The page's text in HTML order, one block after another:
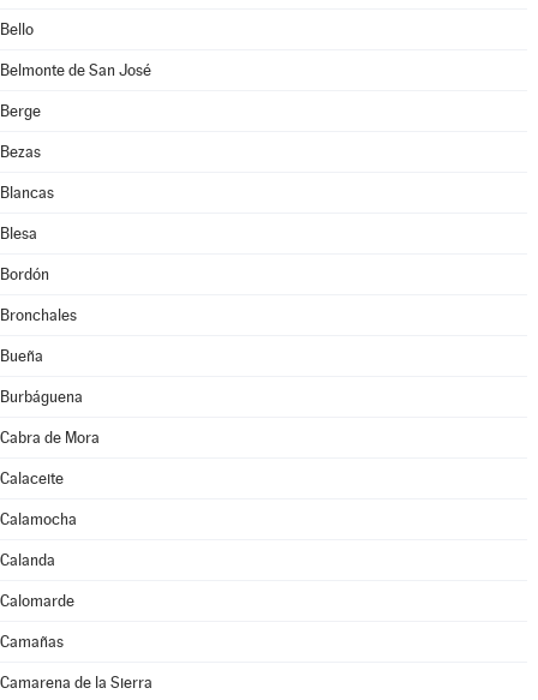
Bello
Belmonte de San José
Berge
Bezas
Blancas
Blesa
Bordón
Bronchales
Bueña
Burbáguena
Cabra de Mora
Calaceite
Calamocha
Calanda
Calomarde
Camañas
Camarena de la Sierra